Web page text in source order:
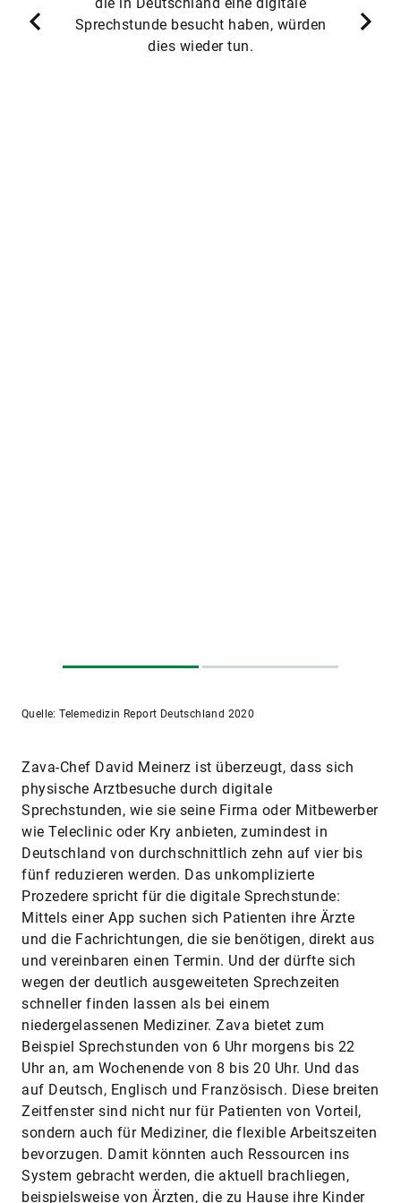
Sprechstunde besucht haben, würden
dies wieder tun.
Quelle: Telemedizin Report Deutschland 2020
Zava-Chef David Meinerz ist überzeugt, dass sich
physische Arztbesuche durch digitale
Sprechstunden, wie sie seine Firma oder Mitbewerber
wie Teleclinic oder Kry anbieten, zumindest in
Deutschland von durchschnittlich zehn auf vier bis
fünf reduzieren werden. Das unkomplizierte
Prozedere spricht für die digitale Sprechstunde:
Mittels einer App suchen sich Patienten ihre Ärzte
und die Fachrichtungen, die sie benötigen, direkt aus
und vereinbaren einen Termin. Und der dürfte sich
wegen der deutlich ausgeweiteten Sprechzeiten
schneller finden lassen als bei einem
niedergelassenen Mediziner. Zava bietet zum
Beispiel Sprechstunden von 6 Uhr morgens bis 22
Uhr an, am Wochenende von 8 bis 20 Uhr. Und das
auf Deutsch, Englisch und Französisch. Diese breiten
Zeitfenster sind nicht nur für Patienten von Vorteil,
sondern auch für Mediziner, die flexible Arbeitszeiten
bevorzugen. Damit könnten auch Ressourcen ins
System gebracht werden, die aktuell brachliegen,
beispielsweise von Ärzten, die zu Hause ihre Kinder